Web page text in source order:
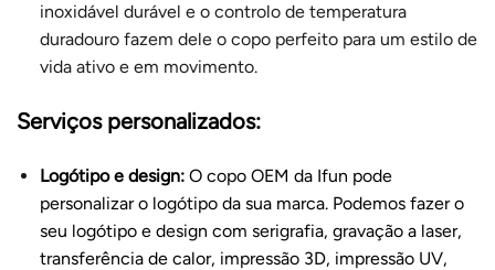
inoxidável durável e o controlo de temperatura
duradouro fazem dele o copo perfeito para um estilo de
vida ativo e em movimento.
Serviços personalizados:
Logótipo e design:O copo OEM da Ifun pode
personalizar o logótipo da sua marca. Podemos fazer o
seu logótipo e design com serigrafia, gravação a laser,
transferência de calor, impressão 3D, impressão UV,